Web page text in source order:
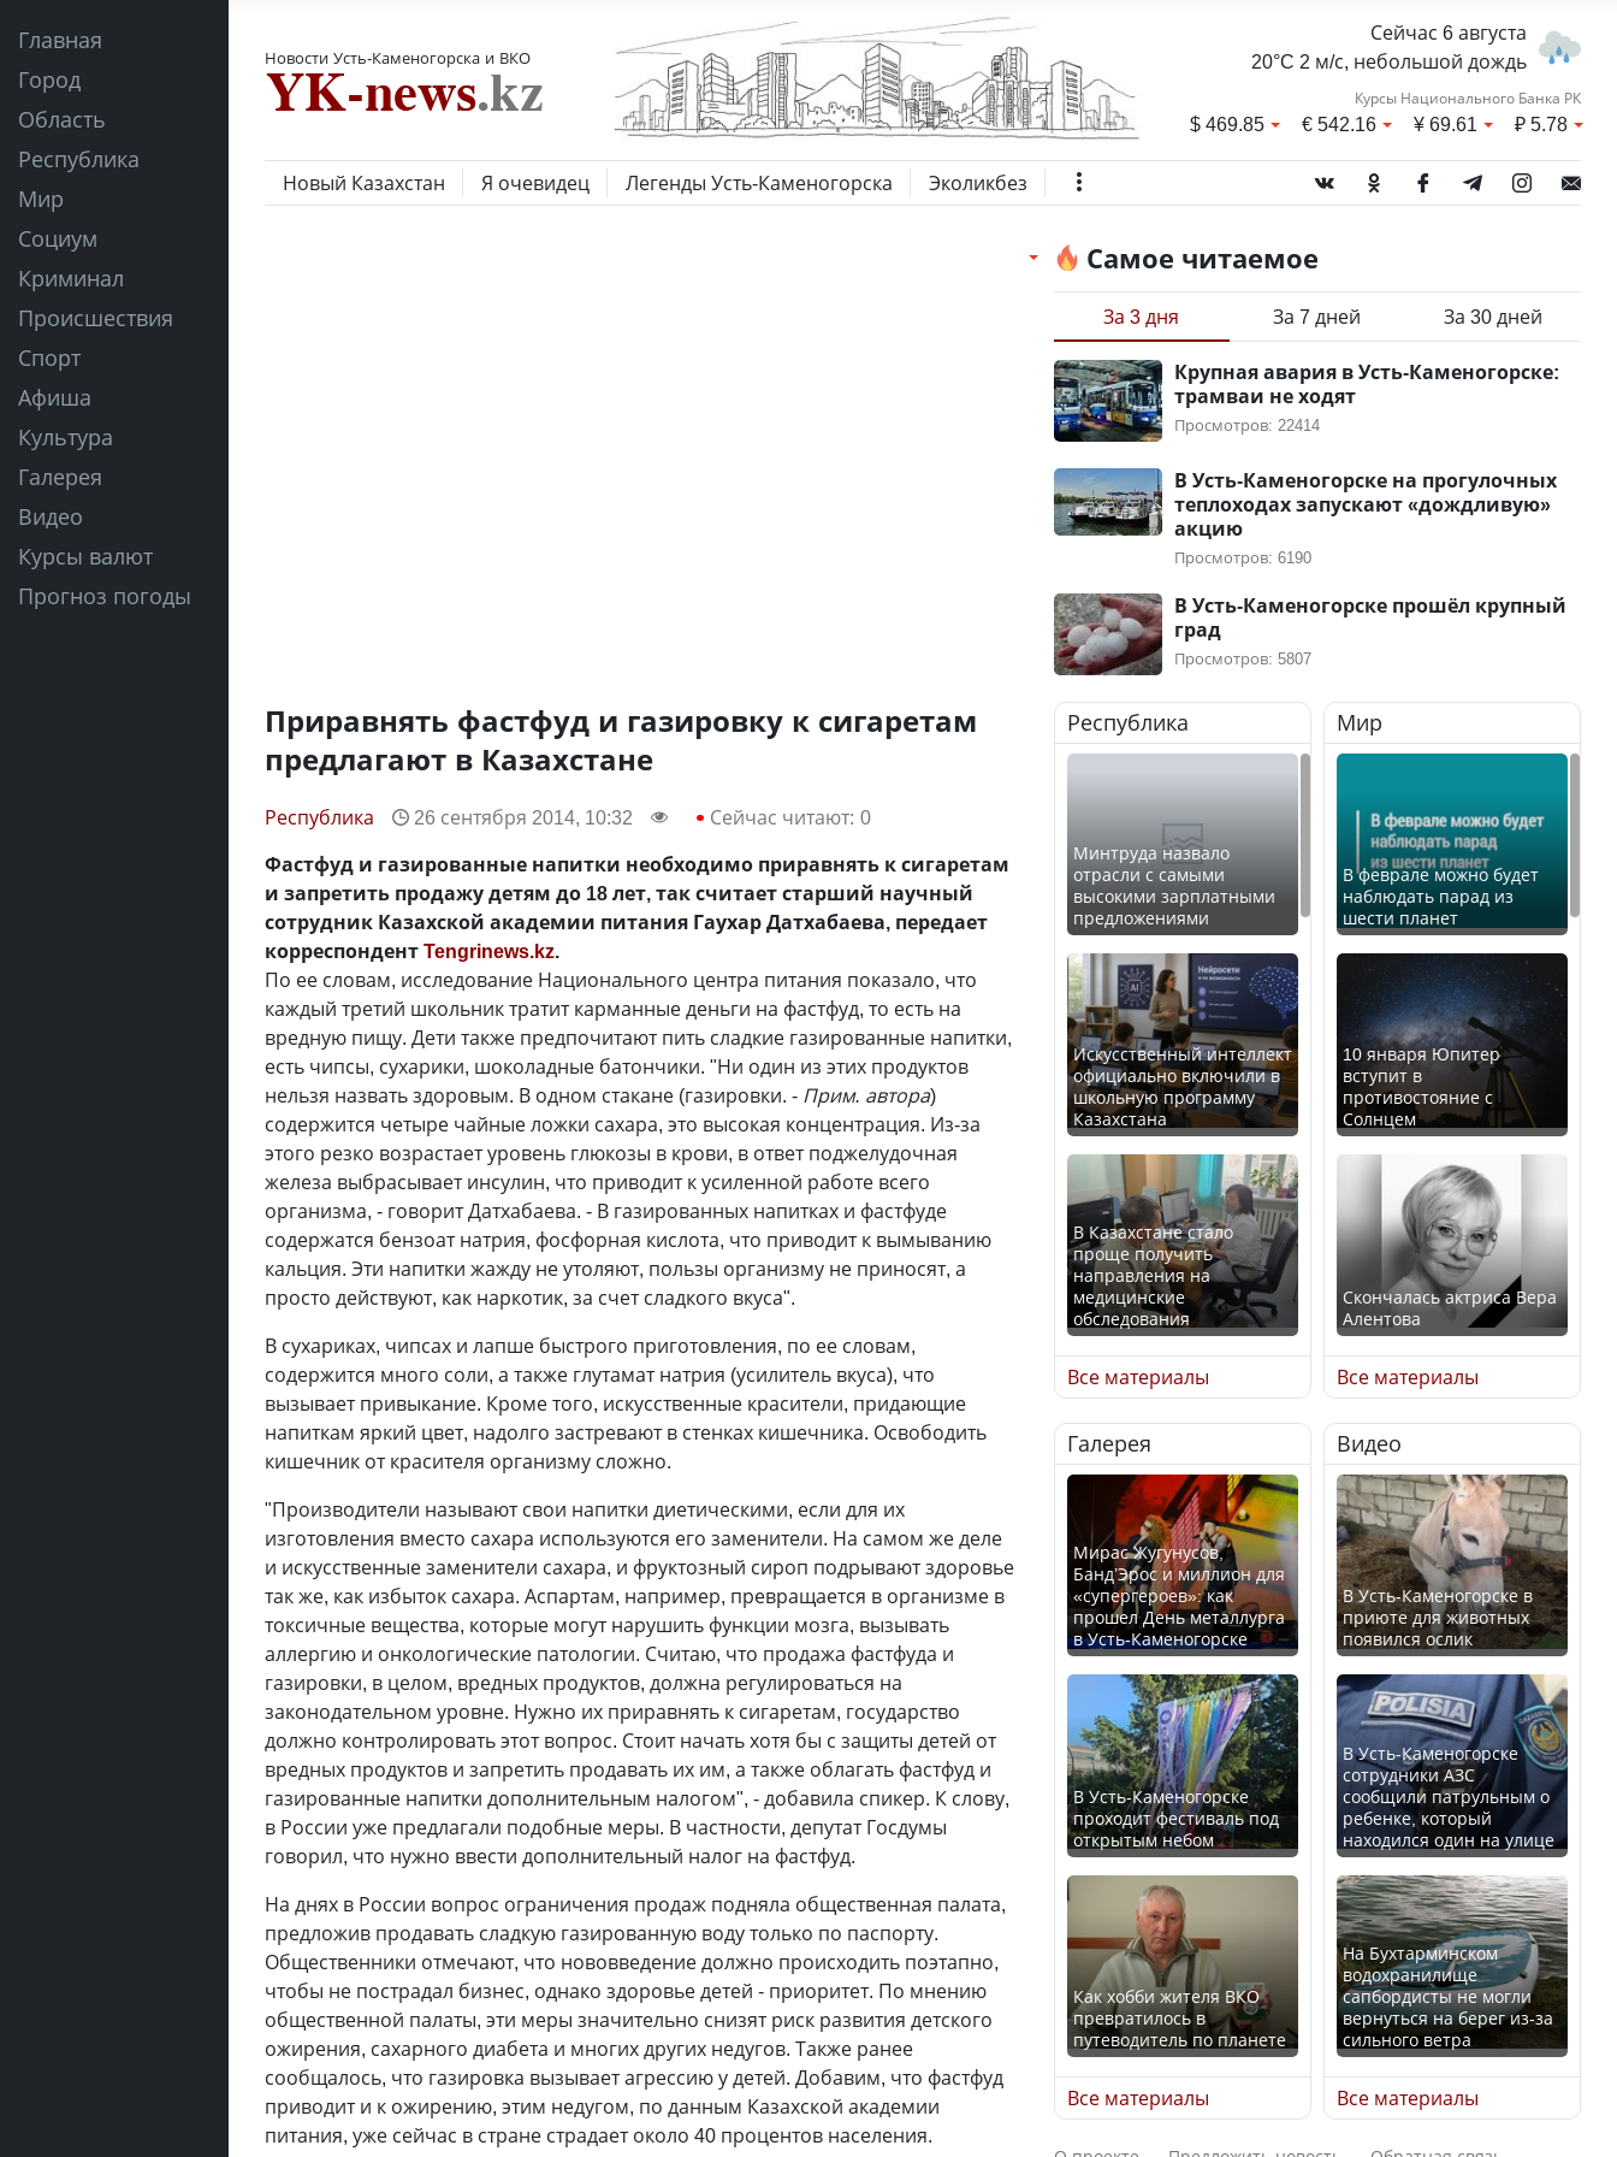
Главная
Город
Область
Республика
Мир
Социум
Криминал
Происшествия
Спорт
Афиша
Культура
Галерея
Видео
Курсы валют
Прогноз погоды
Новости Усть-Каменогорска и ВКО
Сейчас 6 августа
20°C 2 м/с, небольшой дождь
Курсы Национального Банка РК
$469.85 €542.16 ¥69.61 ₽5.78
Новый Казахстан Я очевидец Легенды Усть-Каменогорска Эколикбез
Приравнять фастфуд и газировку к сигаретам
предлагают в Казахстане
Республика 26 сентября 2014, 10:32 Сейчас читают: 0
Фастфуд и газированные напитки необходимо приравнять к сигаретам
и запретить продажу детям до 18 лет, так считает старший научный
сотрудник Казахской академии питания Гаухар Датхабаева, передает
корреспондентTengrinews.kz.
По ее словам, исследование Национального центра питания показало, что
каждый третий школьник тратит карманные деньги на фастфуд, то есть на
вредную пищу. Дети также предпочитают пить сладкие газированные напитки,
есть чипсы, сухарики, шоколадные батончики. "Ни один из этих продуктов
нельзя назвать здоровым. В одном стакане (газировки. - Прим. автора)
содержится четыре чайные ложки сахара, это высокая концентрация. Из-за
этого резко возрастает уровень глюкозы в крови, в ответ поджелудочная
железа выбрасывает инсулин, что приводит к усиленной работе всего
организма, - говорит Датхабаева. - В газированных напитках и фастфуде
содержатся бензоат натрия, фосфорная кислота, что приводит к вымыванию
кальция. Эти напитки жажду не утоляют, пользы организму не приносят, а
просто действуют, как наркотик, за счет сладкого вкуса".
В сухариках, чипсах и лапше быстрого приготовления, по ее словам,
содержится много соли, а также глутамат натрия (усилитель вкуса), что
вызывает привыкание. Кроме того, искусственные красители, придающие
напиткам яркий цвет, надолго застревают в стенках кишечника. Освободить
кишечник от красителя организму сложно.
"Производители называют свои напитки диетическими, если для их
изготовления вместо сахара используются его заменители. На самом же деле
и искусственные заменители сахара, и фруктозный сироп подрывают здоровье
так же, как избыток сахара. Аспартам, например, превращается в организме в
токсичные вещества, которые могут нарушить функции мозга, вызывать
аллергию и онкологические патологии. Считаю, что продажа фастфуда и
газировки, в целом, вредных продуктов, должна регулироваться на
законодательном уровне. Нужно их приравнять к сигаретам, государство
должно контролировать этот вопрос. Стоит начать хотя бы с защиты детей от
вредных продуктов и запретить продавать их им, а также облагать фастфуд и
газированные напитки дополнительным налогом", - добавила спикер. К слову,
в России уже предлагали подобные меры. В частности, депутат Госдумы
говорил, что нужно ввести дополнительный налог на фастфуд.
На днях в России вопрос ограничения продаж подняла общественная палата,
предложив продавать сладкую газированную воду только по паспорту.
Общественники отмечают, что нововведение должно происходить поэтапно,
чтобы не пострадал бизнес, однако здоровье детей - приоритет. По мнению
общественной палаты, эти меры значительно снизят риск развития детского
ожирения, сахарного диабета и многих других недугов. Также ранее
сообщалось, что газировка вызывает агрессию у детей. Добавим, что фастфуд
приводит и к ожирению, этим недугом, по данным Казахской академии
питания, уже сейчас в стране страдает около 40 процентов населения.
Самое читаемое
За 3 дня За 7 дней За 30 дней
Крупная авария в Усть-Каменогорске:
трамваи не ходят
Просмотров: 22414
В Усть-Каменогорске на прогулочных
теплоходах запускают «дождливую»
акцию
Просмотров: 6190
В Усть-Каменогорске прошёл крупный
град
Просмотров: 5807
Республика
Минтруда назвало
отрасли с самыми
высокими зарплатными
предложениями
Искусственный интеллект
официально включили в
школьную программу
Казахстана
В Казахстане стало
проще получить
направления на
медицинские
обследования
Қазақстан Орталық Азия
елдері арасында әл-ауқат
индексінде көш бастады
Казахстан возглавил
рейтинг благополучия
среди стран Центральной
Азии
Будут ли представлены
интересы регионов в
Курултае?
Ең төменгі жалақы,
алимент, экология: жеті
партия сайлаушылармен
нені талқылап жатыр?
Все материалы
Мир
В феврале можно будет
наблюдать парад из
шести планет
10 января Юпитер
вступит в
противостояние с
Солнцем
Скончалась актриса Вера
Алентова
В РФ вынесен заочный
приговор по уголовному
делу об убийстве Игоря
Талькова
В России введены
дополнительные
ограничения для
казахстанских прав
Трамп официально
вступил в должность
президента США
Луну признали объектом
культурного наследия,
находящегося под
угрозой исчезновения
Все материалы
Галерея
Мирас Жугунусов,
Банд’Эрос и миллион для
«супергероев»: как
прошел День металлурга
в Усть-Каменогорске
В Усть-Каменогорске
проходит фестиваль под
открытым небом
Как хобби жителя ВКО
превратилось в
путеводитель по планете
Все материалы
Видео
В Усть-Каменогорске в
приюте для животных
появился ослик
В Усть-Каменогорске
сотрудники АЗС
сообщили патрульным о
ребенке, который
находился один на улице
На Бухтарминском
водохранилище
сапбордисты не могли
вернуться на берег из-за
сильного ветра
Все материалы